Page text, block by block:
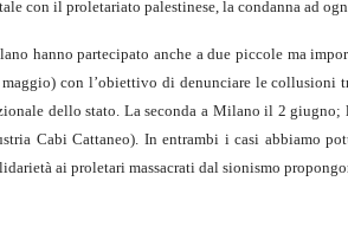
con il proletariato palestinese, la condanna ad
hanno partecipato anche a due piccole ma
con l’obiettivo di denunciare le
dello stato. La seconda a Milano il 2
Cabi Cattaneo). In entrambi i casi abbiamo
ai proletari massacrati dal sionismo